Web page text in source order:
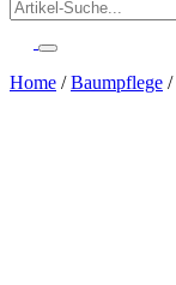
Home /Baumpflege /